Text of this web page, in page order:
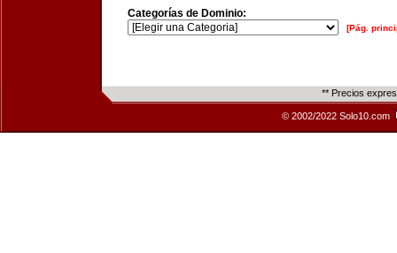
Categorías de Dominio:
[Pág.
** Precios
© 2002/2022 Solo10.com